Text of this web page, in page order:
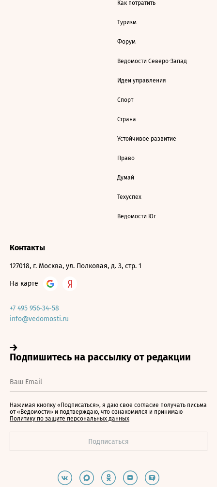
Как потратить
Туризм
Форум
Ведомости Северо-Запад
Идеи управления
Спорт
Страна
Устойчивое развитие
Право
Думай
Техуспех
Ведомости Юг
Контакты
127018, г. Москва, ул. Полковая, д. 3, стр. 1
На карте
+7 495 956-34-58
info@vedomosti.ru
Нажимая кнопку «Подписаться», я даю свое согласие получать письма
от «Ведомости» и подтверждаю, что ознакомился и принимаю
Политику по защите персональных данных